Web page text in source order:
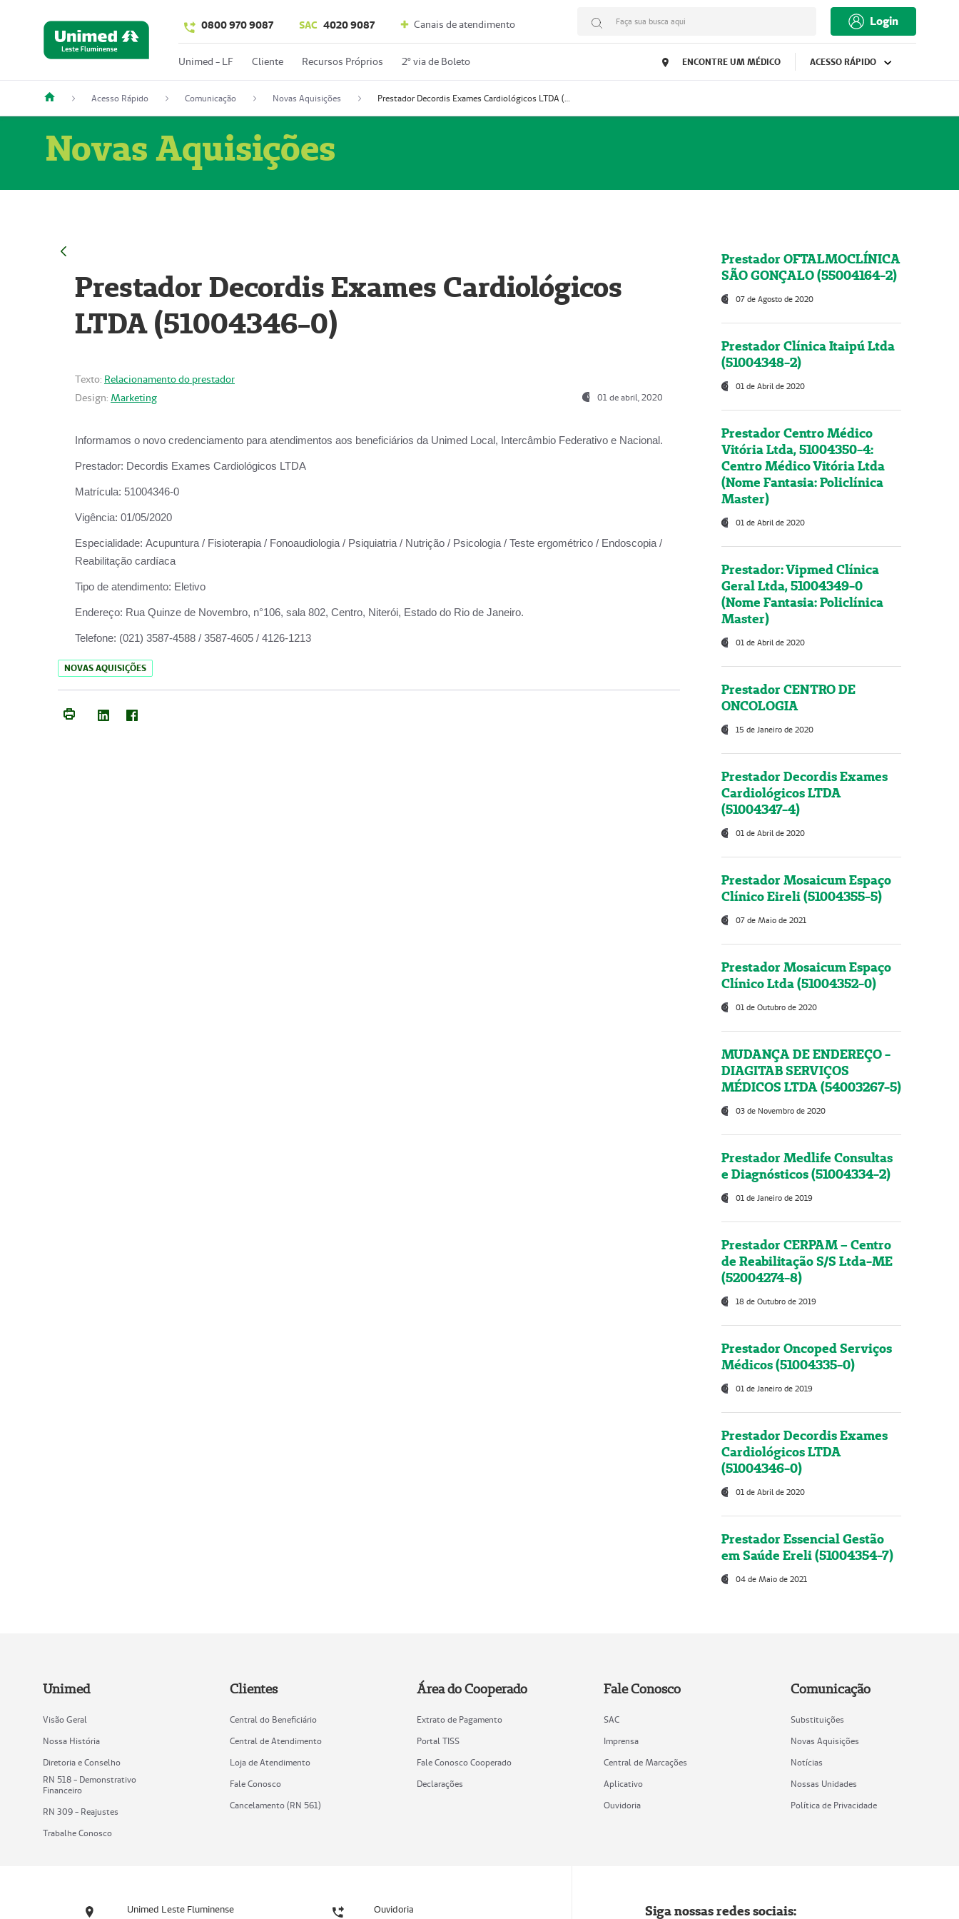
0800 970 9087 SAC 4020 9087 Canais de atendimento Faça sua busca aqui Login
Unimed - LF Cliente Recursos Próprios 2º via de Boleto ENCONTRE UM MÉDICO ACESSO RÁPIDO
Acesso Rápido Comunicação Novas Aquisições Prestador Decordis Exames Cardiológicos LTDA (51004346-0)
Novas Aquisições
Prestador Decordis Exames Cardiológicos
LTDA (51004346-0)
Texto: Relacionamento do prestador
Design: Marketing 01 de abril, 2020
Informamos o novo credenciamento para atendimentos aos beneficiários da Unimed Local, Intercâmbio Federativo e Nacional.
Prestador: Decordis Exames Cardiológicos LTDA
Matrícula: 51004346-0
Vigência: 01/05/2020
Especialidade: Acupuntura / Fisioterapia / Fonoaudiologia / Psiquiatria / Nutrição / Psicologia / Teste ergométrico / Endoscopia /
Reabilitação cardíaca
Tipo de atendimento: Eletivo
Endereço: Rua Quinze de Novembro, n°106, sala 802, Centro, Niterói, Estado do Rio de Janeiro.
Telefone: (021) 3587-4588 / 3587-4605 / 4126-1213
NOVAS AQUISIÇÕES
Prestador OFTALMOCLÍNICA
SÃO GONÇALO (55004164-2)
07 de Agosto de 2020
Prestador Clínica Itaipú Ltda
(51004348-2)
01 de Abril de 2020
Prestador Centro Médico
Vitória Ltda, 51004350-4:
Centro Médico Vitória Ltda
(Nome Fantasia: Policlínica
Master)
01 de Abril de 2020
Prestador: Vipmed Clínica
Geral Ltda, 51004349-0
(Nome Fantasia: Policlínica
Master)
01 de Abril de 2020
Prestador CENTRO DE
ONCOLOGIA
15 de Janeiro de 2020
Prestador Decordis Exames
Cardiológicos LTDA
(51004347-4)
01 de Abril de 2020
Prestador Mosaicum Espaço
Clínico Eireli (51004355-5)
07 de Maio de 2021
Prestador Mosaicum Espaço
Clínico Ltda (51004352-0)
01 de Outubro de 2020
MUDANÇA DE ENDEREÇO -
DIAGITAB SERVIÇOS
MÉDICOS LTDA (54003267-5)
03 de Novembro de 2020
Prestador Medlife Consultas
e Diagnósticos (51004334-2)
01 de Janeiro de 2019
Prestador CERPAM – Centro
de Reabilitação S/S Ltda-ME
(52004274-8)
18 de Outubro de 2019
Prestador Oncoped Serviços
Médicos (51004335-0)
01 de Janeiro de 2019
Prestador Decordis Exames
Cardiológicos LTDA
(51004346-0)
01 de Abril de 2020
Prestador Essencial Gestão
em Saúde Ereli (51004354-7)
04 de Maio de 2021
Unimed
Visão Geral
Nossa História
Diretoria e Conselho
RN 518 - Demonstrativo
Financeiro
RN 309 - Reajustes
Trabalhe Conosco
Clientes
Central do Beneficiário
Central de Atendimento
Loja de Atendimento
Fale Conosco
Cancelamento (RN 561)
Área do Cooperado
Extrato de Pagamento
Portal TISS
Fale Conosco Cooperado
Declarações
Fale Conosco
SAC
Imprensa
Central de Marcações
Aplicativo
Ouvidoria
Comunicação
Substituições
Novas Aquisições
Notícias
Nossas Unidades
Política de Privacidade
Unimed Leste Fluminense Ouvidoria Siga nossas redes sociais: